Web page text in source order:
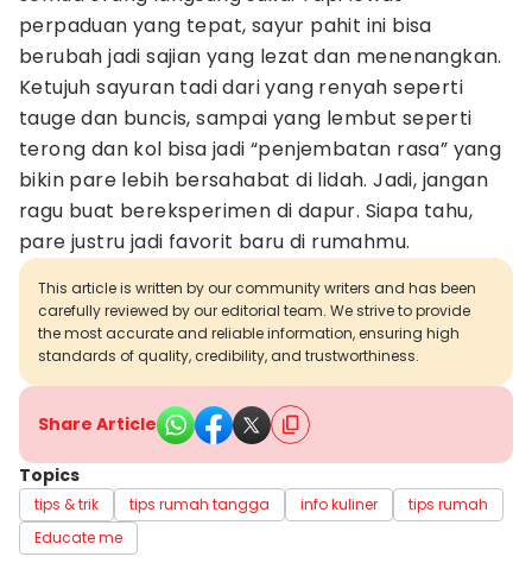
perpaduan yang tepat, sayur pahit ini bisa
berubah jadi sajian yang lezat dan menenangkan.
Ketujuh sayuran tadi dari yang renyah seperti
tauge dan buncis, sampai yang lembut seperti
terong dan kol bisa jadi “penjembatan rasa” yang
bikin pare lebih bersahabat di lidah. Jadi, jangan
ragu buat bereksperimen di dapur. Siapa tahu,
pare justru jadi favorit baru di rumahmu.
This article is written by our community writers and has been
carefully reviewed by our editorial team. We strive to provide
the most accurate and reliable information, ensuring high
standards of quality, credibility, and trustworthiness.
Share Article
Topics
tips & trik tips rumah tangga info kuliner
tips rumah
Educate me